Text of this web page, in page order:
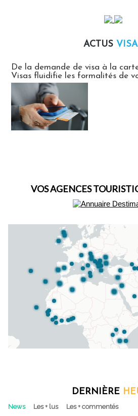
ACTUS
De la demande de visa à la
Visas fluidifie les formalités de
VOS AGENCES
DERNIÈRE
News Les + lus Les + commentés